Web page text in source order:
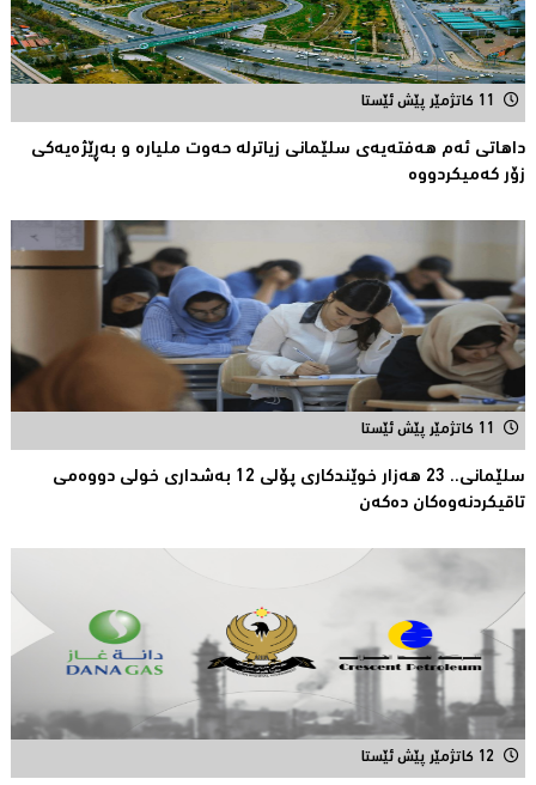
11 کاتژمێر پێش ئێستا
داهاتی ئەم هه‌فته‌یەی سلێمانی زیاترلە حەوت ملیارە و بەڕێژەیەکى
زۆر کەمیکردووە
11 کاتژمێر پێش ئێستا
سلێمانی.. 23 هەزار خوێندکارى پۆلی 12 بەشدارى خولى دووەمى
تاقیکردنەوەکان دەکەن
12 کاتژمێر پێش ئێستا